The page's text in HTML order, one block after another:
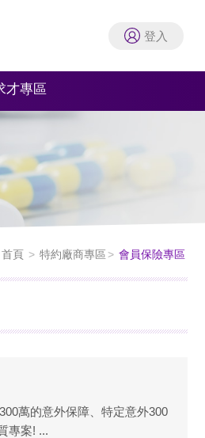
才專區
登入
首頁 特約廠商專區 會員保險專區
萬的意外保障、特定意外300
專案! ...